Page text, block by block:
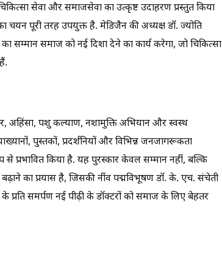
सेवा और समाजसेवा का उत्कृष्ट उदाहरण प्रस्तुत किया
चयन पूरी तरह उपयुक्त है. मेडिजैन की अध्यक्ष डॉ. ज्योति
सम्मान समाज को नई दिशा देने का कार्य करेगा, जो चिकित्सा
अहिंसा, पशु कल्याण, नशामुक्ति अभियान और स्वस्थ
पुस्तकों, प्रदर्शनियों और विभिन्न जनजागरूकता
प्रभावित किया है. यह पुरस्कार केवल सम्मान नहीं, बल्कि
का प्रयास है, जिसकी नींव पद्मविभूषण डॉ. के. एच. संचेती
प्रति समर्पण नई पीढ़ी के डॉक्टरों को समाज के लिए बेहतर